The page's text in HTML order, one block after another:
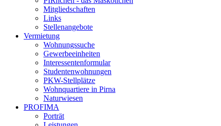
Mitgliedschaften
Links
Stellenangebote
Vermietung
Wohnungssuche
Gewerbeeinheiten
Interessentenformular
Studentenwohnungen
PKW-Stellplätze
Wohnquartiere in Pirna
Naturwiesen
PROFIMA
Porträt